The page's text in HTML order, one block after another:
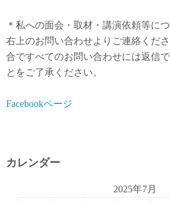
＊私への面会・取材・講演依頼等に
右上のお問い合わせよりご連絡くだ
合ですべてのお問い合わせには返信
とをご了承ください。
Facebookページ
カレンダー
2025年7月